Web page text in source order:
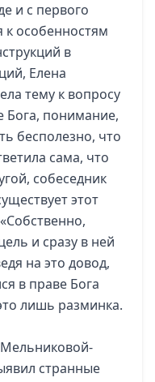
и с первого
к особенностям
в
Елена
тему к вопросу
Бога, понимание,
бесполезно, что
сама, что
собеседник
этот
и сразу в ней
на это довод,
в праве Бога
лишь разминка.
странные